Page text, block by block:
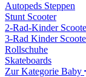
Autopeds Steppen
Stunt Scooter
2-Rad-Kinder
3-Rad Kinder
Rollschuhe
Skateboards
Zur Kategorie Baby